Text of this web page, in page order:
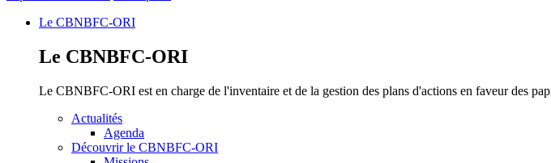
Le CBNBFC-ORI
Le CBNBFC-ORI
Le CBNBFC-ORI est en charge de l'inventaire et de la gestion des plans d'actions en faveur des
Actualités
Agenda
Découvrir le CBNBFC-ORI